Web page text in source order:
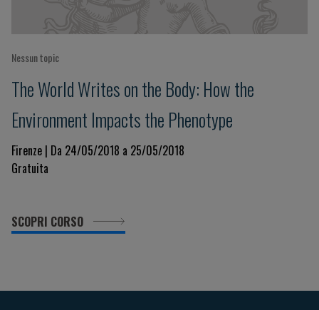
Nessun topic
The World Writes on the Body: How the
Environment Impacts the Phenotype
Firenze | Da 24/05/2018 a 25/05/2018
Gratuita
SCOPRI CORSO